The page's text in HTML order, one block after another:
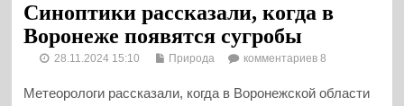
Синоптики рассказали, когда в
Воронеже появятся сугробы
28.11.2024 15:10 Природа комментариев 8
Метеорологи рассказали, когда в Воронежской области